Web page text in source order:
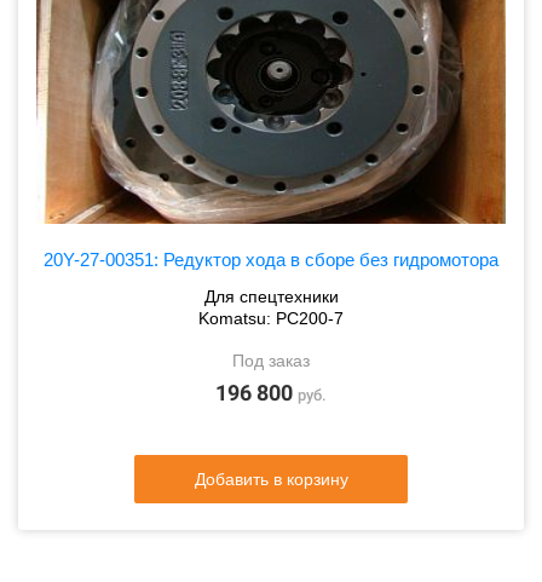
20Y-27-00351: Редуктор хода в сборе без гидромотора
Для спецтехники
Komatsu: PC200-7
Под заказ
196 800 руб.
Добавить в корзину